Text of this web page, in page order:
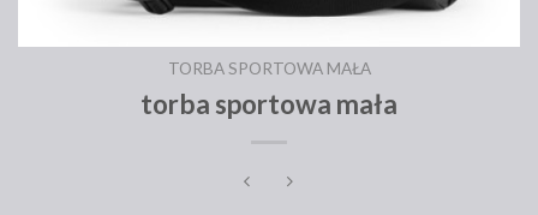
TORBA SPORTOWA MAŁA
torba sportowa mała